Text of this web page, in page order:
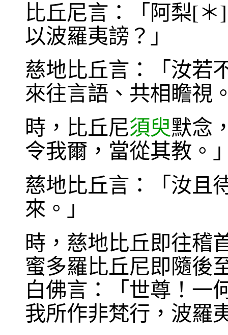
比丘尼言：「阿梨[
以波羅夷謗？」
慈地比丘言：「汝若
來往言語、共相瞻視
時，比丘尼須臾默念
令我爾，當從其教。
慈地比丘言：「汝且
來。」
時，慈地比丘即往稽
蜜多羅比丘尼即隨後
白佛言：「世尊！一
我所作非梵行，波羅